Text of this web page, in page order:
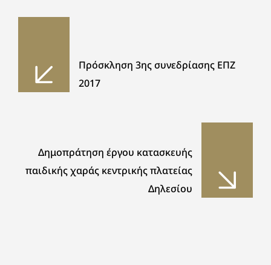
Πρόσκληση 3ης συνεδρίασης ΕΠΖ
2017
Δημοπράτηση έργου κατασκευής
παιδικής χαράς κεντρικής πλατείας
Δηλεσίου